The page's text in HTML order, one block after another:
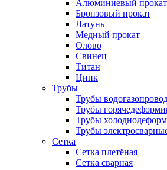
Алюминиевый прокат
Бронзовый прокат
Латунь
Медный прокат
Олово
Свинец
Титан
Цинк
Трубы
Трубы
Трубы
Трубы
Трубы
Сетка
Сетка плетёная
Сетка сварная